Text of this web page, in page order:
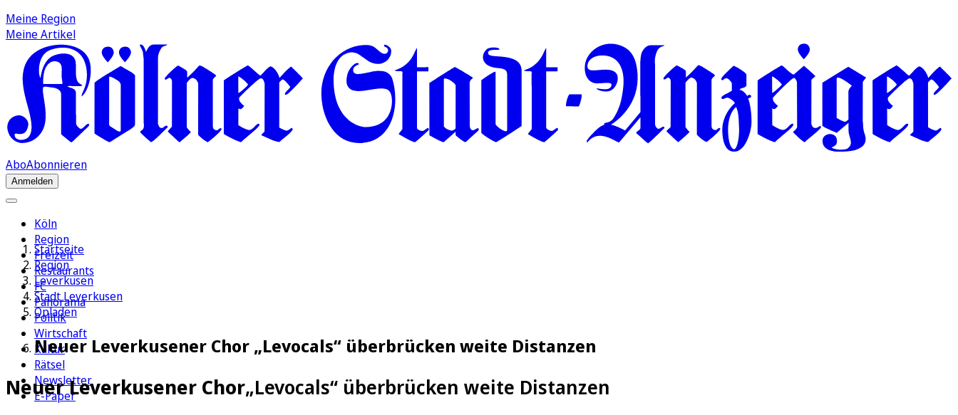
Meine Region
Meine Artikel
AboAbonnieren
Anmelden
Köln
Region
Freizeit
Restaurants
FC
Panorama
Politik
Wirtschaft
Kultur
Rätsel
Newsletter
E-Paper
Startseite
Region
Leverkusen
Stadt Leverkusen
Opladen
Neuer Leverkusener Chor „Levocals“ überbrücken weite Distanzen
Neuer Leverkusener Chor„Levocals“ überbrücken weite Distanzen